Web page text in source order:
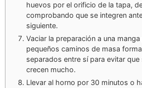
huevos por el orificio de la tapa,
comprobando que se integren
siguiente.
Vaciar la preparación a una
pequeños caminos de masa
separados entre sí para evitar
crecen mucho.
Llevar al horno por 30 minutos o